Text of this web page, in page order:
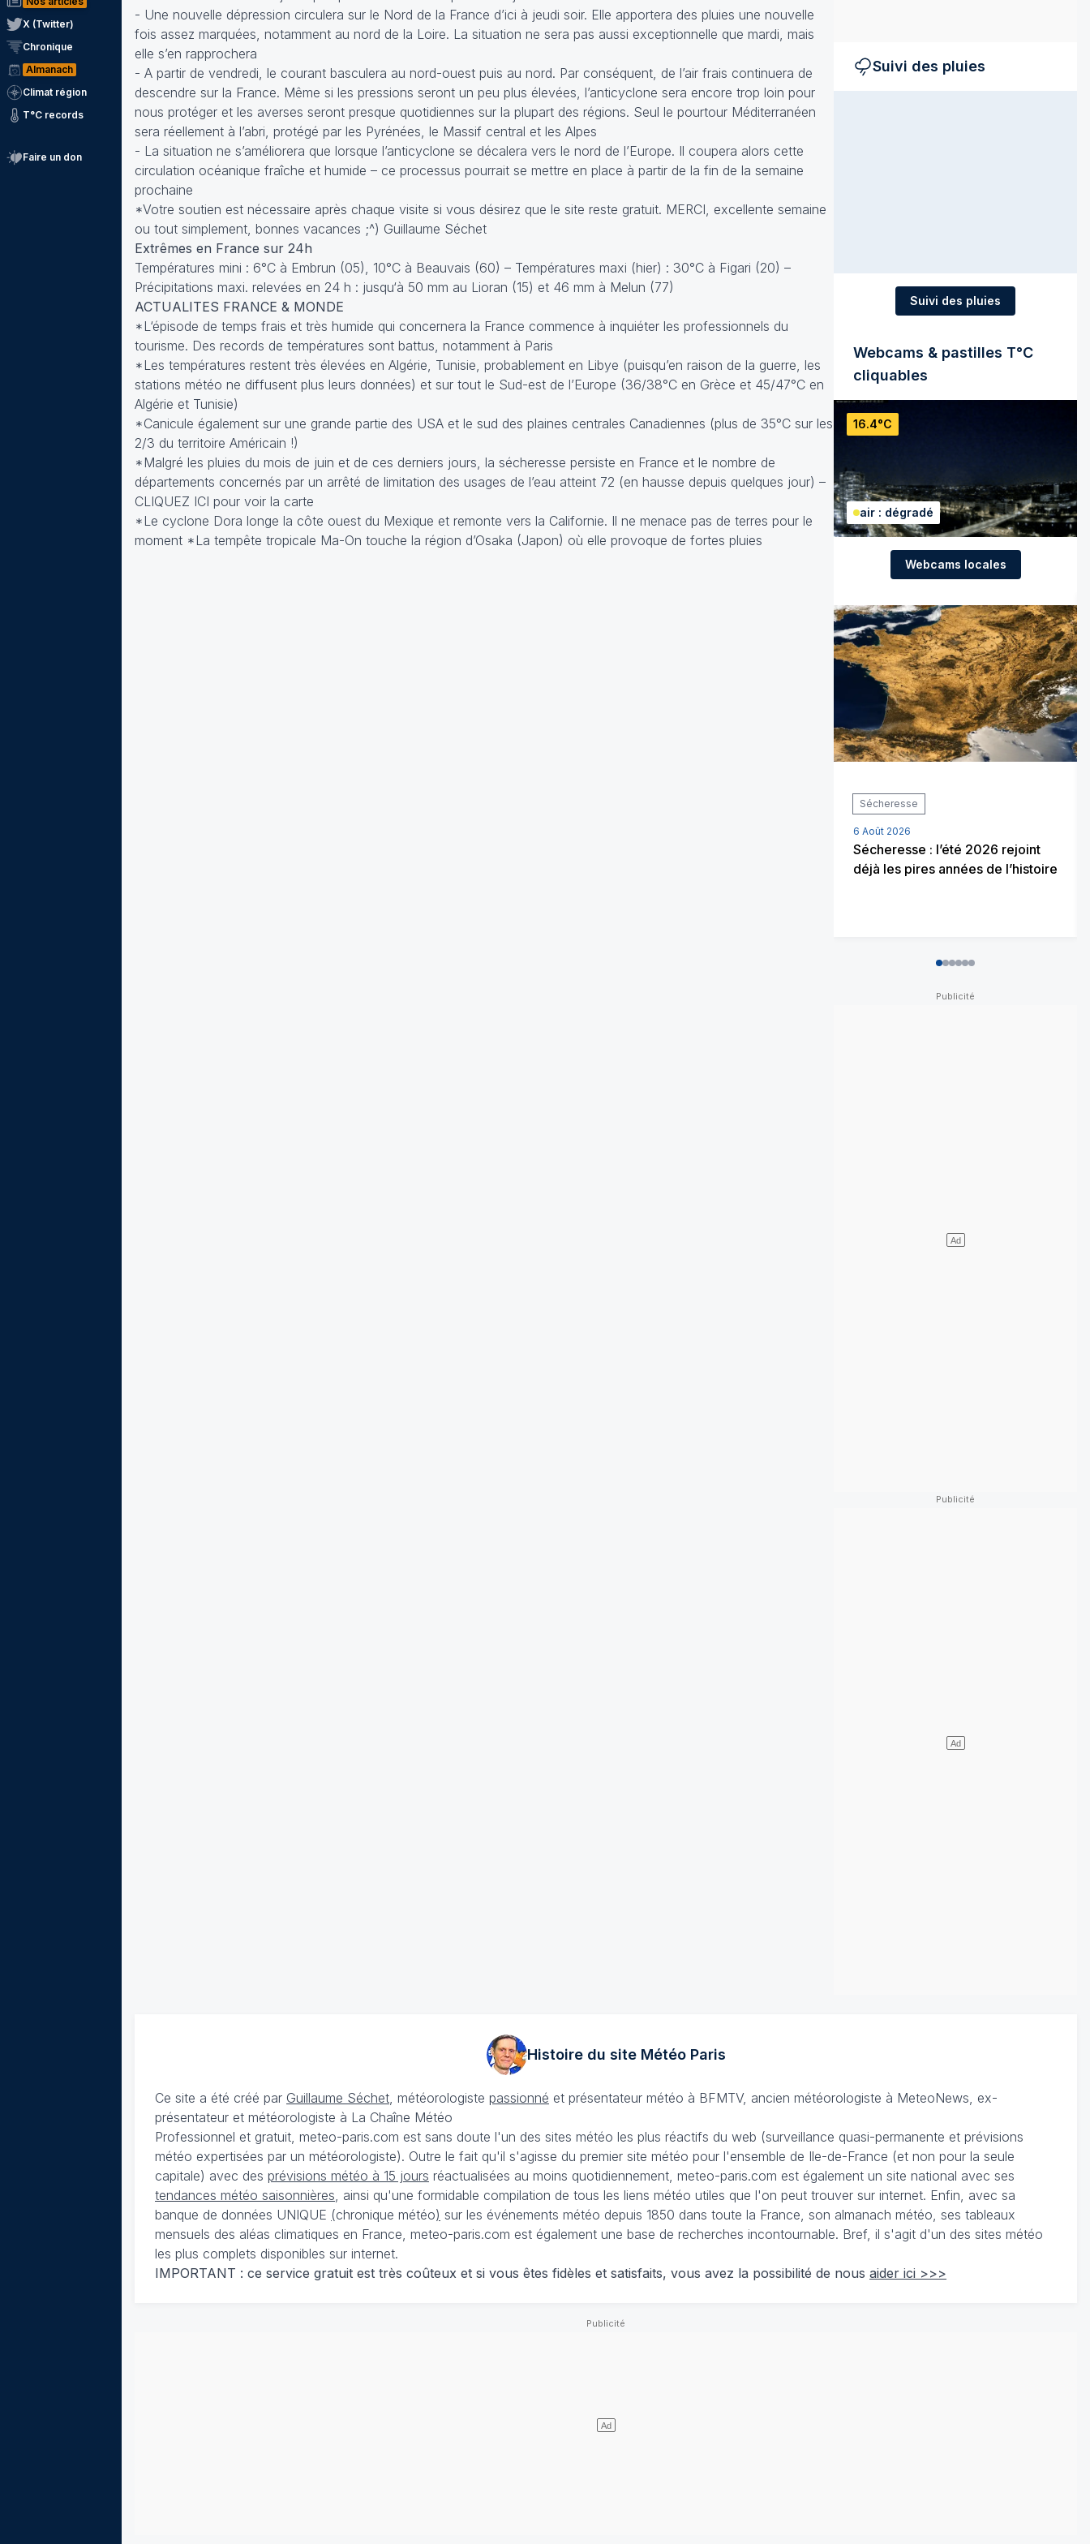
X (Twitter)
Chronique
Almanach
Climat région
T°C records
Faire un don
- Une nouvelle dépression circulera sur le Nord de la France d’ici à jeudi soir. Elle apportera des pluies une nouvelle
fois assez marquées, notamment au nord de la Loire. La situation ne sera pas aussi exceptionnelle que mardi, mais
elle s’en rapprochera
- A partir de vendredi, le courant basculera au nord-ouest puis au nord. Par conséquent, de l’air frais continuera de
descendre sur la France. Même si les pressions seront un peu plus élevées, l’anticyclone sera encore trop loin pour
nous protéger et les averses seront presque quotidiennes sur la plupart des régions. Seul le pourtour Méditerranéen
sera réellement à l’abri, protégé par les Pyrénées, le Massif central et les Alpes
- La situation ne s’améliorera que lorsque l’anticyclone se décalera vers le nord de l’Europe. Il coupera alors cette
circulation océanique fraîche et humide – ce processus pourrait se mettre en place à partir de la fin de la semaine
prochaine
*Votre soutien est nécessaire après chaque visite si vous désirez que le site reste gratuit. MERCI, excellente semaine
ou tout simplement, bonnes vacances ;^) Guillaume Séchet
Extrêmes en France sur 24h
Températures mini : 6°C à Embrun (05), 10°C à Beauvais (60) – Températures maxi (hier) : 30°C à Figari (20) –
Précipitations maxi. relevées en 24 h : jusqu‘à 50 mm au Lioran (15) et 46 mm à Melun (77)
ACTUALITES FRANCE & MONDE
*L‘épisode de temps frais et très humide qui concernera la France commence à inquiéter les professionnels du
tourisme. Des records de températures sont battus, notamment à Paris
*Les températures restent très élevées en Algérie, Tunisie, probablement en Libye (puisqu’en raison de la guerre, les
stations météo ne diffusent plus leurs données) et sur tout le Sud-est de l’Europe (36/38°C en Grèce et 45/47°C en
Algérie et Tunisie)
*Canicule également sur une grande partie des USA et le sud des plaines centrales Canadiennes (plus de 35°C sur les
2/3 du territoire Américain !)
*Malgré les pluies du mois de juin et de ces derniers jours, la sécheresse persiste en France et le nombre de
départements concernés par un arrêté de limitation des usages de l’eau atteint 72 (en hausse depuis quelques jour) –
CLIQUEZ ICI pour voir la carte
*Le cyclone Dora longe la côte ouest du Mexique et remonte vers la Californie. Il ne menace pas de terres pour le
moment *La tempête tropicale Ma-On touche la région d’Osaka (Japon) où elle provoque de fortes pluies
Suivi des pluies
Suivi des pluies
Webcams & pastilles T°C
cliquables
16.4°C
air : dégradé
Webcams locales
Sécheresse
6 Août 2026
Sécheresse : l’été 2026 rejoint
déjà les pires années de l’histoire
012345
Histoire du site MétéoParis
Ce site a été créé par Guillaume Séchet , météorologiste passionné et présentateur météo à BFMTV, ancien météorologiste à MeteoNews, ex-
présentateur et météorologiste à La Chaîne Météo
Professionnel et gratuit, meteo-paris.com est sans doute l'un des sites météo les plus réactifs du web (surveillance quasi-permanente et prévisions
météo expertisées par un météorologiste). Outre le fait qu'il s'agisse du premier site météo pour l'ensemble de Ile-de-France (et non pour la seule
capitale) avec des prévisions météo à 15 jours réactualisées au moins quotidiennement, meteo-paris.com est également un site national avec ses
tendances météo saisonnières , ainsi qu'une formidable compilation de tous les liens météo utiles que l'on peut trouver sur internet. Enfin, avec sa
banque de données UNIQUE (chronique météo) sur les événements météo depuis 1850 dans toute la France, son almanach météo, ses tableaux
mensuels des aléas climatiques en France, meteo-paris.com est également une base de recherches incontournable. Bref, il s'agit d'un des sites météo
les plus complets disponibles sur internet.
IMPORTANT : ce service gratuit est très coûteux et si vous êtes fidèles et satisfaits, vous avez la possibilité de nous aider ici >>>